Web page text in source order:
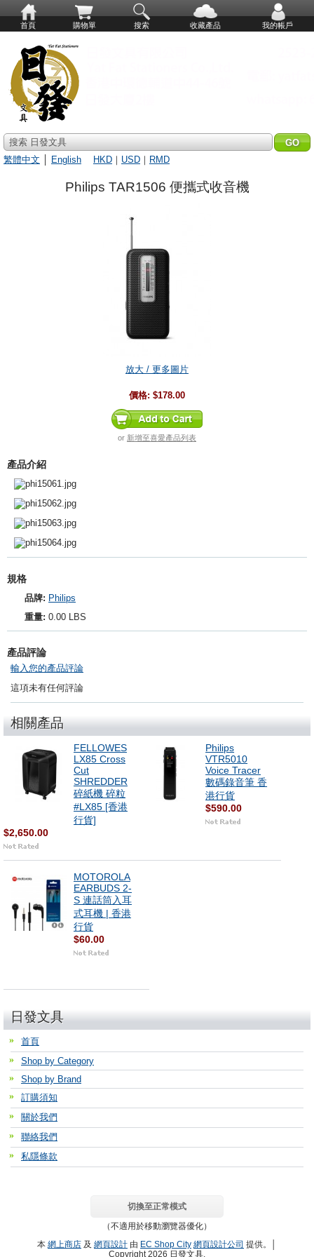
首頁 購物單 搜索 收藏產品 我的帳戶
搜索 日發文具
繁體中文
English HKD ｜ USD ｜ RMD
Philips TAR1506 便攜式收音機
放大 / 更多圖片
價格: $178.00
or 新增至喜愛產品列表
產品介紹
規格
品牌: Philips
重量: 0.00 LBS
產品評論
輸入您的產品評論
這項未有任何評論
相關產品
FELLOWES
LX85 Cross
Cut
SHREDDER
碎紙機 碎粒
#LX85 [香港
行貨]
$2,650.00
Philips
VTR5010
Voice Tracer
數碼錄音筆 香
港行貨
$590.00
MOTOROLA
EARBUDS 2-
S 連話筒入耳
式耳機 | 香港
行貨
$60.00
日發文具
首頁
Shop by Category
Shop by Brand
訂購須知
關於我們
聯絡我們
私隱條款
切換至正常模式
（不適用於移動瀏覽器優化）
本 網上商店 及 網頁設計 由 EC Shop City 網頁設計公司 提供。│
Copyright 2026 日發文具.